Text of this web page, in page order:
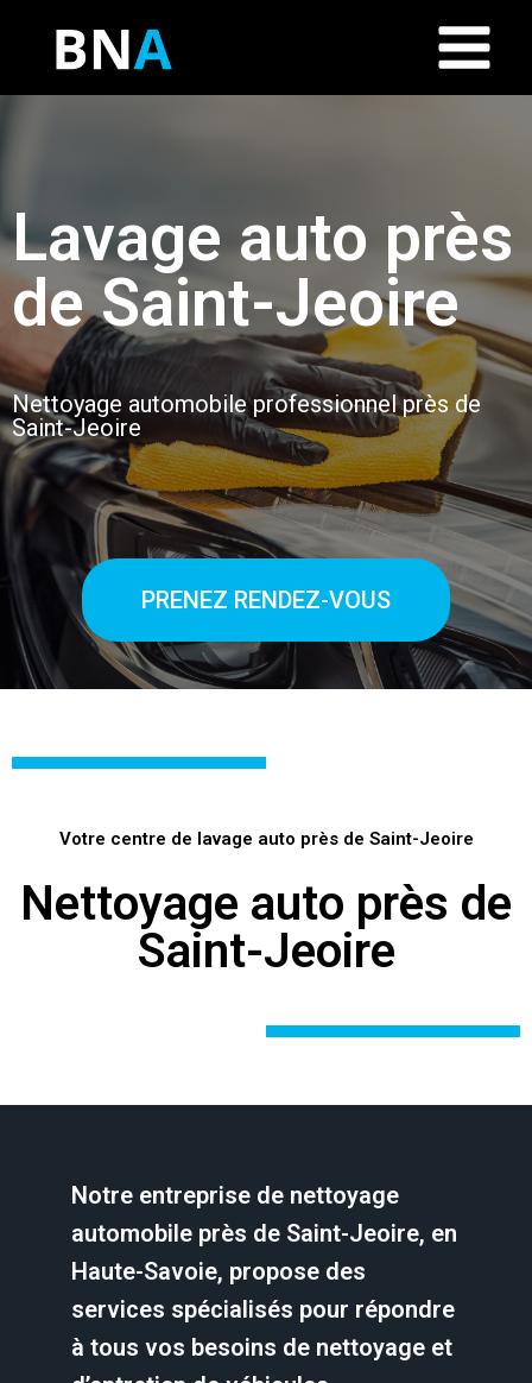
Lavage auto près
de Saint-Jeoire
Nettoyage automobile professionnel près de
Saint-Jeoire
PRENEZ RENDEZ-VOUS
Votre centre de lavage auto près de Saint-Jeoire
Nettoyage auto près de
Saint-Jeoire
Notre entreprise de nettoyage
automobile près de Saint-Jeoire, en
Haute-Savoie, propose des
services spécialisés pour répondre
à tous vos besoins de nettoyage et